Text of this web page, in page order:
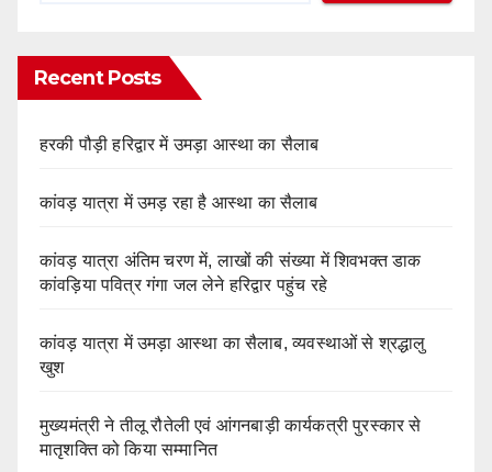
Recent Posts
हरकी पौड़ी हरिद्वार में उमड़ा आस्था का सैलाब
कांवड़ यात्रा में उमड़ रहा है आस्था का सैलाब
कांवड़ यात्रा अंतिम चरण में, लाखों की संख्या में शिवभक्त डाक
कांवड़िया पवित्र गंगा जल लेने हरिद्वार पहुंच रहे
कांवड़ यात्रा में उमड़ा आस्था का सैलाब, व्यवस्थाओं से श्रद्धालु
खुश
मुख्यमंत्री ने तीलू रौतेली एवं आंगनबाड़ी कार्यकत्री पुरस्कार से
मातृशक्ति को किया सम्मानित